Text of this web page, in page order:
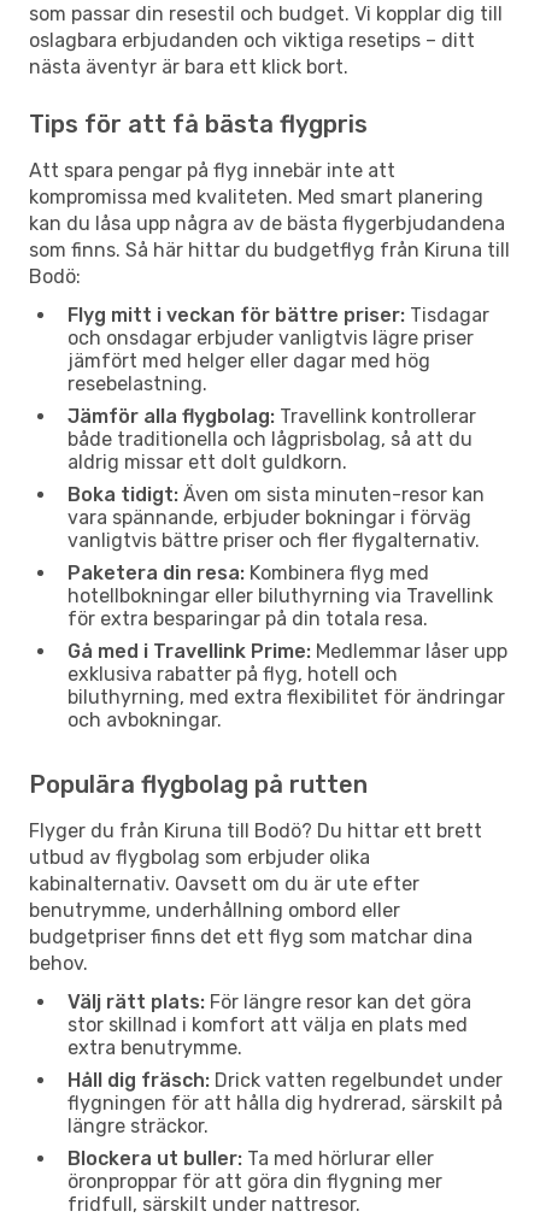
som passar din resestil och budget. Vi kopplar dig till
oslagbara erbjudanden och viktiga resetips – ditt
nästa äventyr är bara ett klick bort.
Tips för att få bästa flygpris
Att spara pengar på flyg innebär inte att
kompromissa med kvaliteten. Med smart planering
kan du låsa upp några av de bästa flygerbjudandena
som finns. Så här hittar du budgetflyg från Kiruna till
Bodö:
Flyg mitt i veckan för bättre priser: Tisdagar
och onsdagar erbjuder vanligtvis lägre priser
jämfört med helger eller dagar med hög
resebelastning.
Jämför alla flygbolag: Travellink kontrollerar
både traditionella och lågprisbolag, så att du
aldrig missar ett dolt guldkorn.
Boka tidigt: Även om sista minuten-resor kan
vara spännande, erbjuder bokningar i förväg
vanligtvis bättre priser och fler flygalternativ.
Paketera din resa: Kombinera flyg med
hotellbokningar eller biluthyrning via Travellink
för extra besparingar på din totala resa.
Gå med i Travellink Prime: Medlemmar låser upp
exklusiva rabatter på flyg, hotell och
biluthyrning, med extra flexibilitet för ändringar
och avbokningar.
Populära flygbolag på rutten
Flyger du från Kiruna till Bodö? Du hittar ett brett
utbud av flygbolag som erbjuder olika
kabinalternativ. Oavsett om du är ute efter
benutrymme, underhållning ombord eller
budgetpriser finns det ett flyg som matchar dina
behov.
Välj rätt plats: För längre resor kan det göra
stor skillnad i komfort att välja en plats med
extra benutrymme.
Håll dig fräsch: Drick vatten regelbundet under
flygningen för att hålla dig hydrerad, särskilt på
längre sträckor.
Blockera ut buller: Ta med hörlurar eller
öronproppar för att göra din flygning mer
fridfull, särskilt under nattresor.